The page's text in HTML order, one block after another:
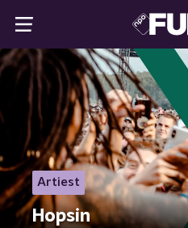
Artiest
Hopsin